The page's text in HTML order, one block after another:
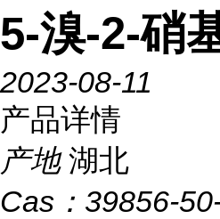
5-溴-2-硝
2023-08-11
产品详情
产地 湖北
Cas： 39856-